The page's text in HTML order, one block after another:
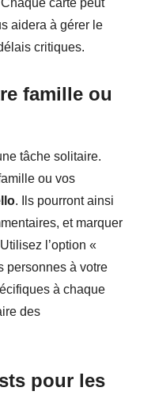
aidera à gérer le
critiques.
famille ou
tâche solitaire.
ou vos
. Ils pourront ainsi
et marquer
l’option «
personnes à votre
à chaque
des
pour les